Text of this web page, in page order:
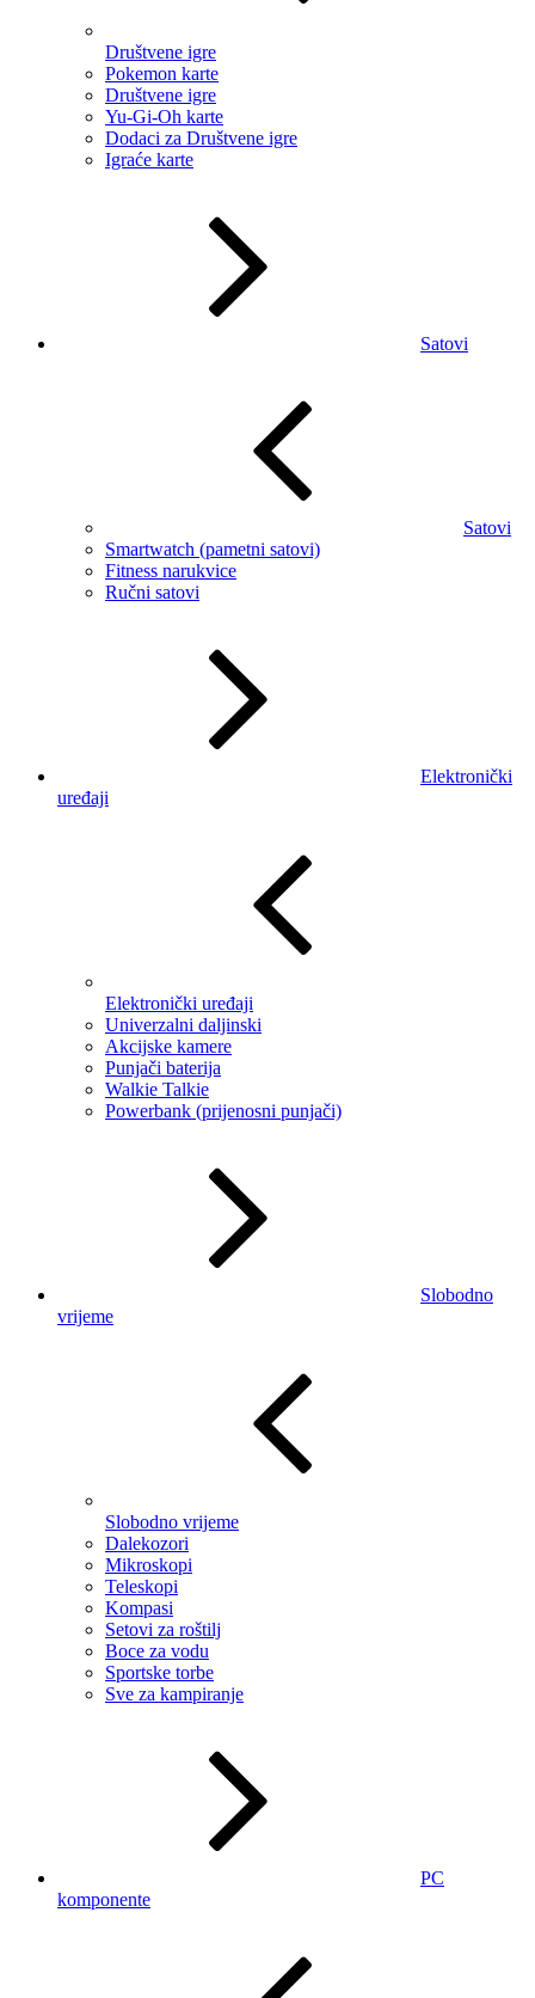
Društvene igre
Pokemon karte
Društvene igre
Yu-Gi-Oh karte
Dodaci za Društvene igre
Igraće karte
Satovi
Satovi
Smartwatch (pametni satovi)
Fitness narukvice
Ručni satovi
Elektronički
uređaji
Elektronički uređaji
Univerzalni daljinski
Akcijske kamere
Punjači baterija
Walkie Talkie
Powerbank (prijenosni punjači)
Slobodno
vrijeme
Slobodno vrijeme
Dalekozori
Mikroskopi
Teleskopi
Kompasi
Setovi za roštilj
Boce za vodu
Sportske torbe
Sve za kampiranje
PC
komponente